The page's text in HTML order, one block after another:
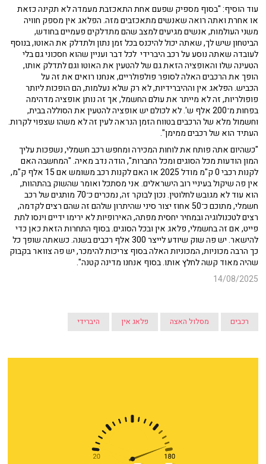
עוד הוסיף: "בסוף מספיק שפעם אחת התאכזבת מעמדה לא תקינה כזאת
או אחרת ואתה רואה שאנשים מתאכזבים מזה. הפלאג אין מספק חוויה
משני העולמות, אנשים מגיעים למצב שהם מתדלקים פעמיים בחודש,
הביטחון שיש לך, שאתה יכול להיכנס בכל זמן נתון ולתדלק את האוטו, בנוסף
לעובדה שאתה נוסע על רכב היברידי לכל דבר ועניין שהוא חסכוני גם בלי
הטעינה שלו והאופציה הזאת גם של להטעין את האוטו וגם לתדלק אותו,
הופך את הרכבים האלה לסופר פולפולריים, אנחנו רואים את זה על
הכביש. הפלאג אין וההיברידיות, לא רק שלא נעלמות, הם הופכות ליותר
פופולריות, זה לא מייתר את עולם החשמל, אך זה נותן אופציה מדהימה
בפחות מ־200 אלף ש'. לא לכולם יש אופציה להטעין את הסוללה בבית,
וחשמול מלא של הרכבים בטווח הזמן הנראה לעין זה לא משהו שצפוי לקרות.
העתיד הוא של רכבים ממימן".
"כשהיום אתה פותח את לוחות המכירה ומחפש רכב חשמלי, נשפכות עליך
המון הודעות מכל הסוגים ומכל החברות", הודה נדב מאיה. "המחשבה האם
לקנות רכבי 0 ק"מ מודל 2025 או האם לקנות רכב משומש אם 15 אלף ק"מ,
אין פה שיקול בעיניי רוב הישראלים. אני מסתכל ואומר שהשוק בהתהוות,
הוא עוד לא מגובש לחלוטין. נכון לבוקר זה, נמכרים כ־70 מותגים של רכב
חשמלי, מתוכם כ־50 אחוז יצור סיני שהיתרון שלהם זה שהם רצים לקדמה,
רצים לטכנולוגיה ובמחיר יחסית מפתה, האירופיות לא ירימו ידיים וינסו לתת
פייט, אם זה בחשמלי, פלאג אין ובכל הסוגים. בסוף התחרות הזאת כאן כדי
להישאר. יש פה שוק שיודע לייצר 300 אלף רכבים בשנה. כשאתה שופך כל
כך הרבה מכוניות, המכוניות האלה בסוף צריכות להימכר, יש פה צוואר בקבוק
שהיה מאוד קשה לחלץ אותו. בסוף אנחנו מדינה קטנה".
14/08/2025
רכבים מסלול האצה פלאג אין היברידי